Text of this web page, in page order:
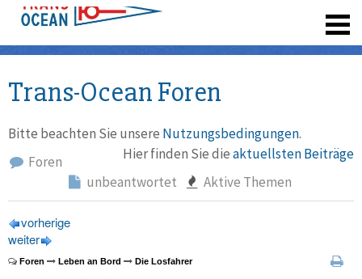
Trans-Ocean Foren
Bitte beachten Sie unsere Nutzungsbedingungen.
Hier finden Sie dieaktuellsten Beiträge
Foren
unbeantwortet
Aktive Themen
vorherige
weiter
Foren Leben an Bord Die Losfahrer